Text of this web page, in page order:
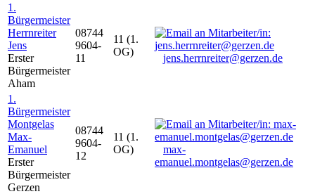
1.
Bürgermeister
Herrnreiter
Jens
Erster
Bürgermeister
Aham
08744
9604-
11
11 (1.
OG)
jens.herrnreiter@gerzen.de
1.
Bürgermeister
Montgelas
Max-
Emanuel
Erster
Bürgermeister
Gerzen
08744
9604-
12
11 (1.
OG)
max-
emanuel.montgelas@gerzen.de